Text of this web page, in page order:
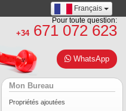
Français
Pour toute question:
+34671 072 623
WhatsApp
Mon Bureau
Propriétés ajoutées